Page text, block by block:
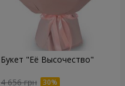
Букет "Её Высочество"
4 656 грн